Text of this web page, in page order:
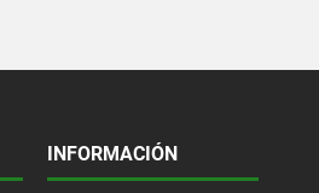
INFORMACIÓN